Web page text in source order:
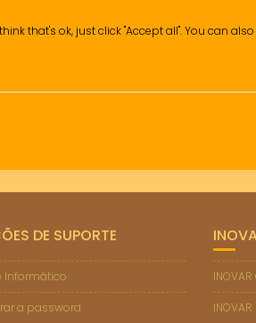
Ano
DE SUPORTE
Informático
a password
that's ok, just click "Accept all". You can